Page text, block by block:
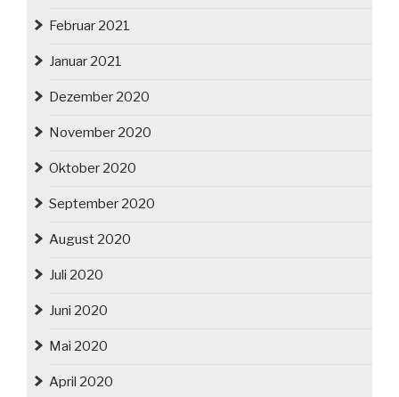
Februar 2021
Januar 2021
Dezember 2020
November 2020
Oktober 2020
September 2020
August 2020
Juli 2020
Juni 2020
Mai 2020
April 2020